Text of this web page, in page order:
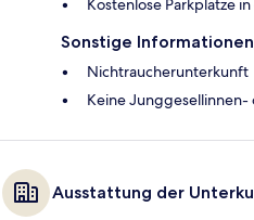
Kostenlose Parkplätze
Sonstige Informationen
Nichtraucherunterkunft
Keine
Ausstattung der